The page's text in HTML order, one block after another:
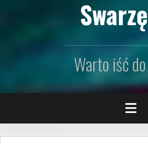
Warto iść